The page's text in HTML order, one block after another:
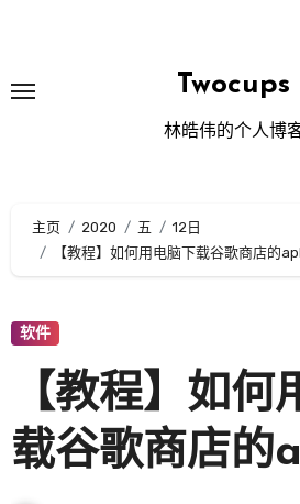
内
Twocups
林皓伟的个人博
主页 2020 五
12日
【教程】如何用电脑下载谷歌商店的
软件
【教程】如何
载谷歌商店的